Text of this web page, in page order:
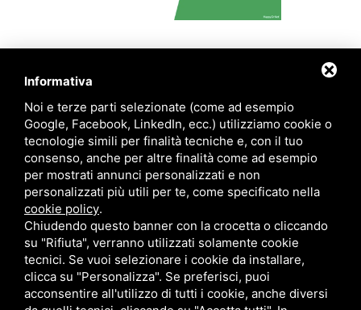
Informativa
Noi e terze parti selezionate (come ad esempio
Google, Facebook, LinkedIn, ecc.) utilizziamo cookie o
tecnologie simili per finalità tecniche e, con il tuo
consenso, anche per altre finalità come ad esempio
per mostrati annunci personalizzati e non
personalizzati più utili per te, come specificato nella
cookie policy.
Chiudendo questo banner con la crocetta o cliccando
su "Rifiuta", verranno utilizzati solamente cookie
tecnici. Se vuoi selezionare i cookie da installare,
clicca su "Personalizza". Se preferisci, puoi
acconsentire all'utilizzo di tutti i cookie, anche diversi